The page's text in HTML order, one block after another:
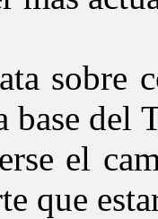
sobre
base del
el
que